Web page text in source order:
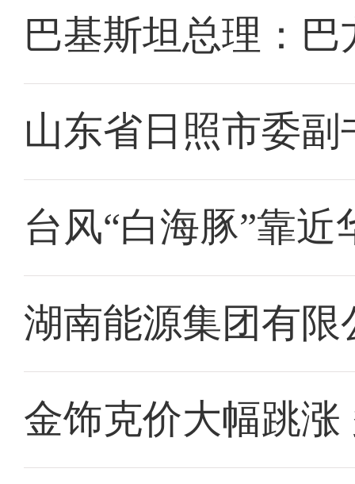
巴基斯坦总理：
山东省日照市委
台风“白海豚”靠近
湖南能源集团有
金饰克价大幅跳